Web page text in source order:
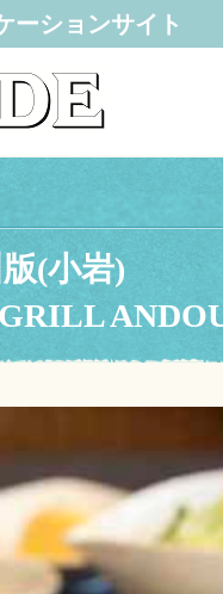
ーションサイト
(小岩)